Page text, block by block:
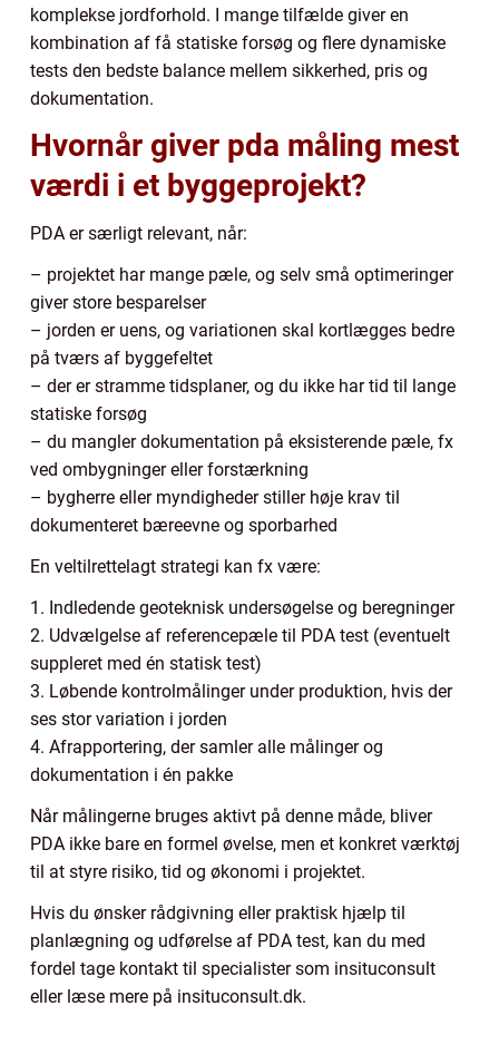
komplekse jordforhold. I mange tilfælde giver en
kombination af få statiske forsøg og flere dynamiske
tests den bedste balance mellem sikkerhed, pris og
dokumentation.
Hvornår giver pda måling mest
værdi i et byggeprojekt?
PDA er særligt relevant, når:
– projektet har mange pæle, og selv små optimeringer
giver store besparelser
– jorden er uens, og variationen skal kortlægges bedre
på tværs af byggefeltet
– der er stramme tidsplaner, og du ikke har tid til lange
statiske forsøg
– du mangler dokumentation på eksisterende pæle, fx
ved ombygninger eller forstærkning
– bygherre eller myndigheder stiller høje krav til
dokumenteret bæreevne og sporbarhed
En veltilrettelagt strategi kan fx være:
1. Indledende geoteknisk undersøgelse og beregninger
2. Udvælgelse af referencepæle til PDA test (eventuelt
suppleret med én statisk test)
3. Løbende kontrolmålinger under produktion, hvis der
ses stor variation i jorden
4. Afrapportering, der samler alle målinger og
dokumentation i én pakke
Når målingerne bruges aktivt på denne måde, bliver
PDA ikke bare en formel øvelse, men et konkret værktøj
til at styre risiko, tid og økonomi i projektet.
Hvis du ønsker rådgivning eller praktisk hjælp til
planlægning og udførelse af PDA test, kan du med
fordel tage kontakt til specialister som insituconsult
eller læse mere på insituconsult.dk.